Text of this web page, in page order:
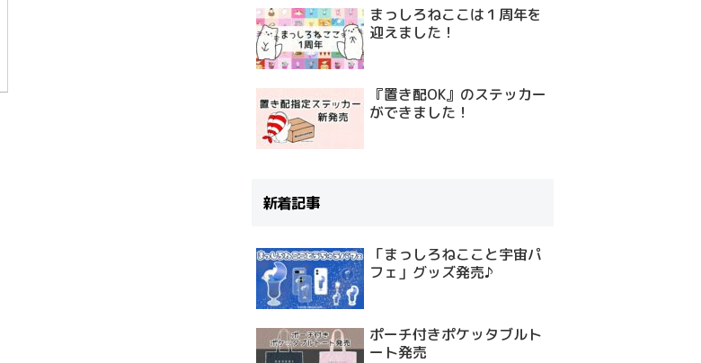
まっしろねここは１周年を
迎えました！
『置き配OK』のステッカー
ができました！
新着記事
「まっしろねここと宇宙パ
フェ」グッズ発売♪
ポーチ付きポケッタブルト
ート発売